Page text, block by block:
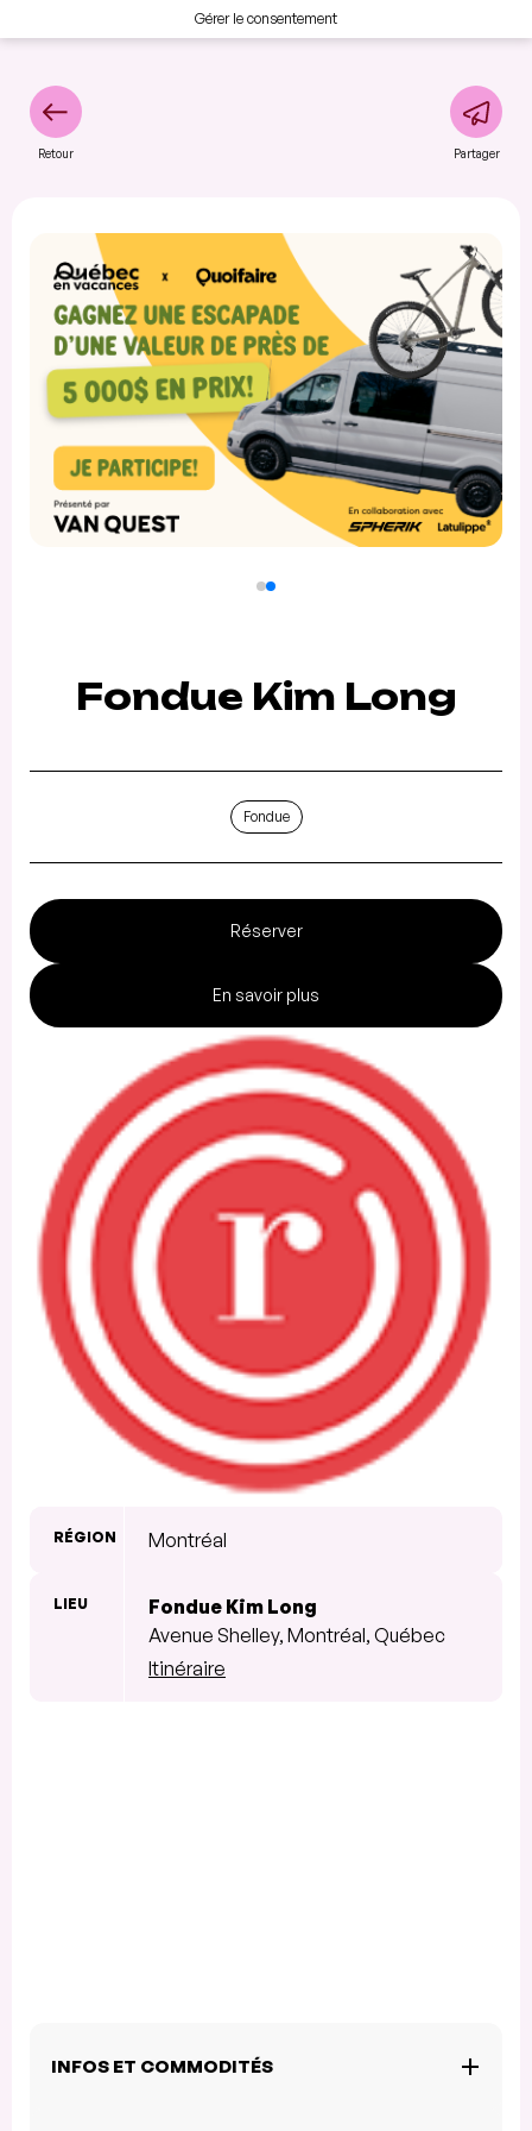
Gérer le consentement
Retour Partager
Fondue Kim Long
Fondue
Réserver
En savoir plus
RÉGION Montréal
LIEU
Fondue Kim Long
Avenue Shelley, Montréal, Québec
Itinéraire
INFOS ET COMMODITÉS